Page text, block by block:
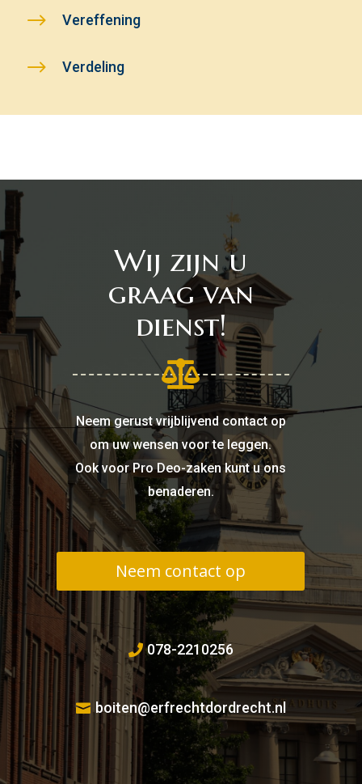
$ Vereffening
$ Verdeling
Wij zijn u
graag van
dienst!

Neem gerust vrijblijvend contact op
om uw wensen voor te leggen.
Ook voor Pro Deo-zaken kunt u ons
benaderen.
Neem contact op
078-2210256
boiten@erfrechtdordrecht.nl